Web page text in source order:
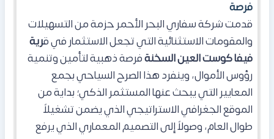
فرصة
قدمت شركة سفاري البحر الأحمر حزمة من التسهيلات
والمقومات الاستثنائية التي تجعل الاستثمار في قرية
فيفا كوست العين السخنةفرصة ذهبية لتأمين وتنمية
رؤوس الأموال، وينفرد هذا الصرح السياحي بجمع
المعايير التي يبحث عنها المستثمر الذكي؛ بداية من
الموقع الجغرافي الاستراتيجي الذي يضمن تشغيلاً
طوال العام، وصولاً إلى التصميم المعماري الذي يرفع